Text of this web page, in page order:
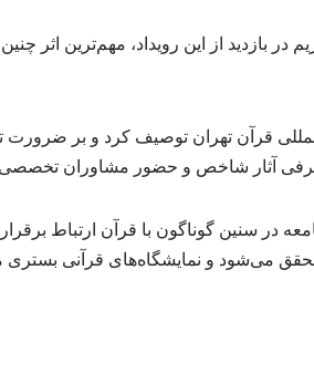
بازدید از این رویداد، مهم‌ترین اثر چنین
قرآن تهران توصیف کرد و بر
آثار شاخص و حضور مشاوران تخصصی
در سنین گوناگون با قرآن ارتباط
می‌شود و نمایشگاه‌های قرآنی بستری